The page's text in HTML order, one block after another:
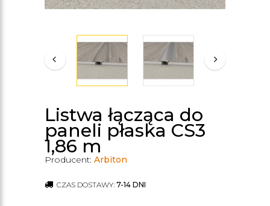
Listwa łącząca do
paneli płaska CS3
1,86 m
Producent: Arbiton
CZAS DOSTAWY: 7-14 DNI